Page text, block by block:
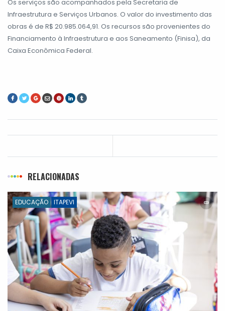
Os serviços são acompanhados pela Secretaria de
Infraestrutura e Serviços Urbanos. O valor do investimento das
obras é de R$ 20.985.064,91. Os recursos são provenientes do
Financiamento à Infraestrutura e aos Saneamento (Finisa), da
Caixa Econômica Federal.
RELACIONADAS
EDUCAÇÃO ITAPEVI